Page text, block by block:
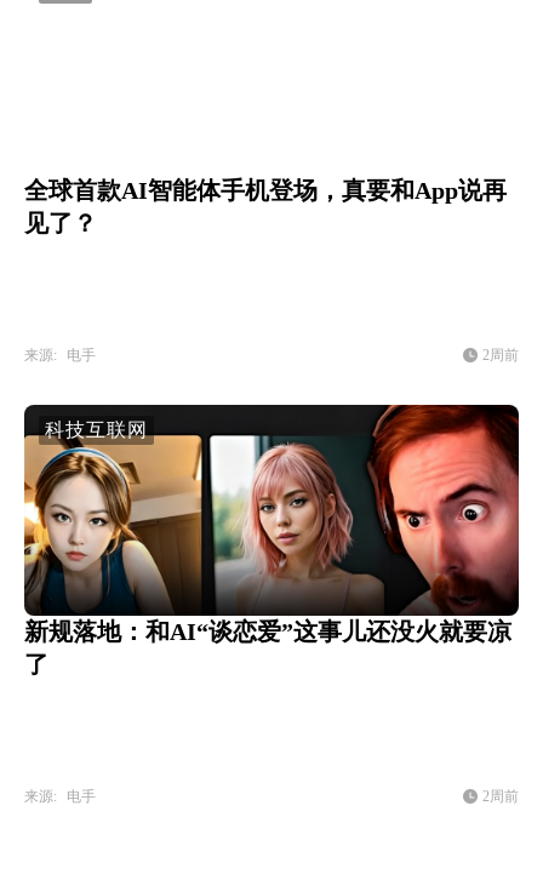
全球首款AI智能体手机登场，真要和App说再
见了？
来源: 电手 2周前
科技互联网
新规落地：和AI“谈恋爱”这事儿还没火就要凉
了
来源: 电手 2周前